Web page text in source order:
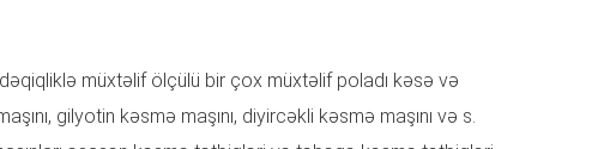
müxtəlif ölçülü bir çox müxtəlif poladı kəsə və
gilyotin kəsmə maşını, diyircəkli kəsmə maşını və s.